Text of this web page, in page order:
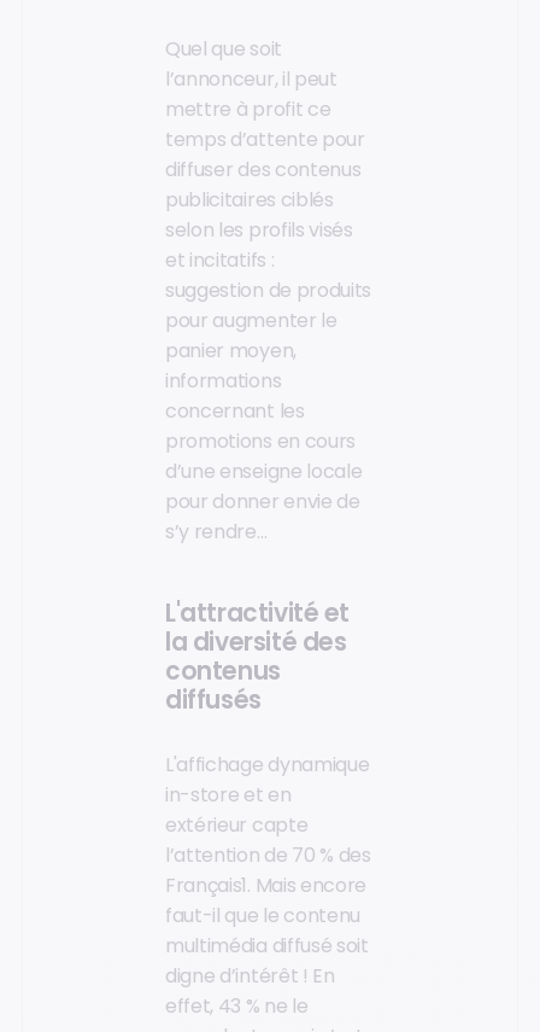
Quel que soit
l’annonceur, il peut
mettre à profit ce
temps d’attente pour
diffuser des contenus
publicitaires ciblés
selon les profils visés
et incitatifs :
suggestion de produits
pour augmenter le
panier moyen,
informations
concernant les
promotions en cours
d’une enseigne locale
pour donner envie de
s’y rendre…
L'attractivité et
la diversité des
contenus
diffusés
L'affichage dynamique
in-store et en
extérieur capte
l’attention de 70 % des
Français1. Mais encore
faut-il que le contenu
multimédia diffusé soit
digne d’intérêt ! En
effet, 43 % ne le